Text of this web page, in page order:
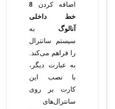
اضافه کردن 8
خط داخلی
آنالوگ به
سیستم سانترال
را فراهم می‌کند.
به عبارت دیگر،
با نصب این
کارت بر روی
سانترال‌های